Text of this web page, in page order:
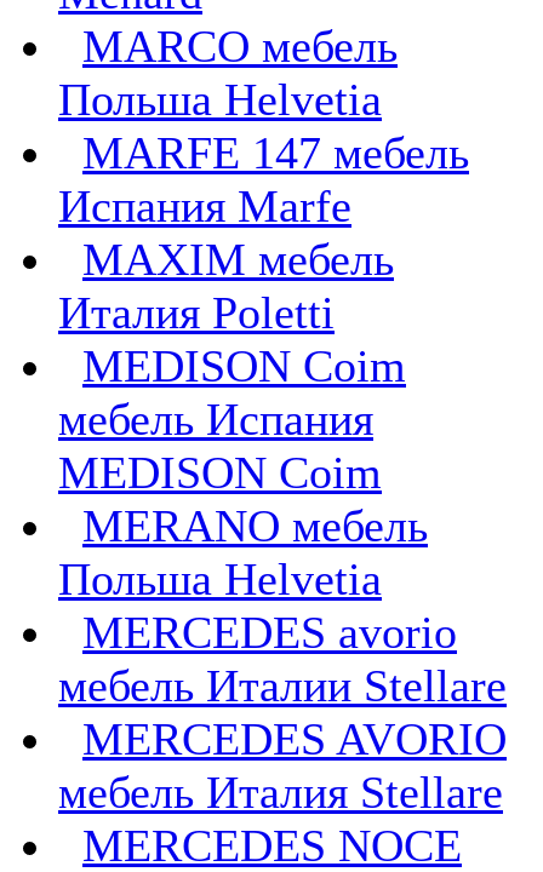
MARCO мебель
Польша Helvetia
MARFE 147 мебель
Испания Marfe
MAXIM мебель
Италия Poletti
MEDISON Coim
мебель Испания
MEDISON Coim
MERANO мебель
Польша Helvetia
MERCEDES avorio
мебель Италии Stellare
MERCEDES AVORIO
мебель Италия Stellare
MERCEDES NOCE